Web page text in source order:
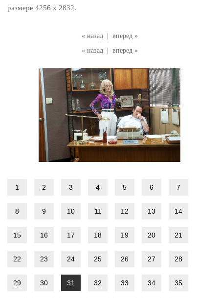
« назад
вперед »
« назад
вперед »
размере 4256 x 2832.
1 2 3 4 5 6 7
8 9 10 11 12 13 14
15 16 17 18 19 20 21
22 23 24 25 26 27 28
29 30 31 32 33 34 35